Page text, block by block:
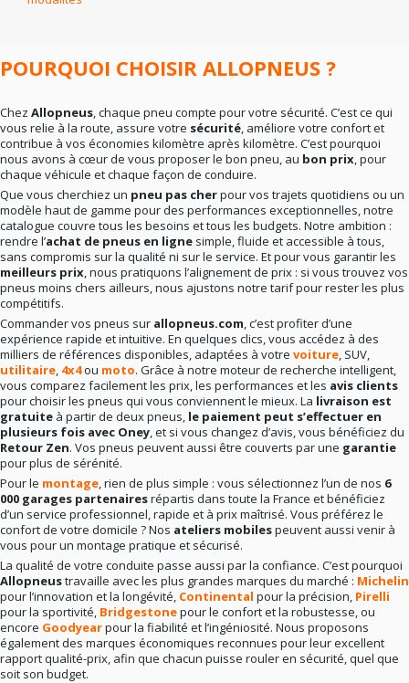
En résumé
POURQUOI CHOISIR ALLOPNEUS ?
Chez Allopneus, chaque pneu compte pour votre sécurité. C’est ce qui
vous relie à la route, assure votre sécurité, améliore votre confort et
contribue à vos économies kilomètre après kilomètre. C’est pourquoi
nous avons à cœur de vous proposer le bon pneu, au bon prix, pour
chaque véhicule et chaque façon de conduire.
Que vous cherchiez un pneu pas cherpour vos trajets quotidiens ou un
modèle haut de gamme pour des performances exceptionnelles, notre
catalogue couvre tous les besoins et tous les budgets. Notre ambition :
rendre l’achat de pneus en ligne simple, fluide et accessible à tous,
sans compromis sur la qualité ni sur le service. Et pour vous garantir les
meilleurs prix, nous pratiquons l’alignement de prix : si vous trouvez vos
pneus moins chers ailleurs, nous ajustons notre tarif pour rester les plus
compétitifs.
Commander vos pneus sur allopneus.com, c’est profiter d’une
expérience rapide et intuitive. En quelques clics, vous accédez à des
milliers de références disponibles, adaptées à votre voiture, SUV,
utilitaire, 4x4ou moto. Grâce à notre moteur de recherche intelligent,
vous comparez facilement les prix, les performances et les avis clients
pour choisir les pneus qui vous conviennent le mieux. La livraison est
gratuite à partir de deux pneus, le paiement peut s’effectuer en
plusieurs fois avec Oney, et si vous changez d’avis, vous bénéficiez du
Retour Zen. Vos pneus peuvent aussi être couverts par une garantie
pour plus de sérénité.
Pour le montage, rien de plus simple : vous sélectionnez l’un de nos 6
000 garages partenairesrépartis dans toute la France et bénéficiez
d’un service professionnel, rapide et à prix maîtrisé. Vous préférez le
confort de votre domicile ? Nos ateliers mobilespeuvent aussi venir à
vous pour un montage pratique et sécurisé.
La qualité de votre conduite passe aussi par la confiance. C’est pourquoi
Allopneustravaille avec les plus grandes marques du marché : Michelin
pour l’innovation et la longévité, Continental pour la précision, Pirelli
pour la sportivité, Bridgestonepour le confort et la robustesse, ou
encore Goodyearpour la fiabilité et l’ingéniosité. Nous proposons
également des marques économiques reconnues pour leur excellent
rapport qualité-prix, afin que chacun puisse rouler en sécurité, quel que
soit son budget.